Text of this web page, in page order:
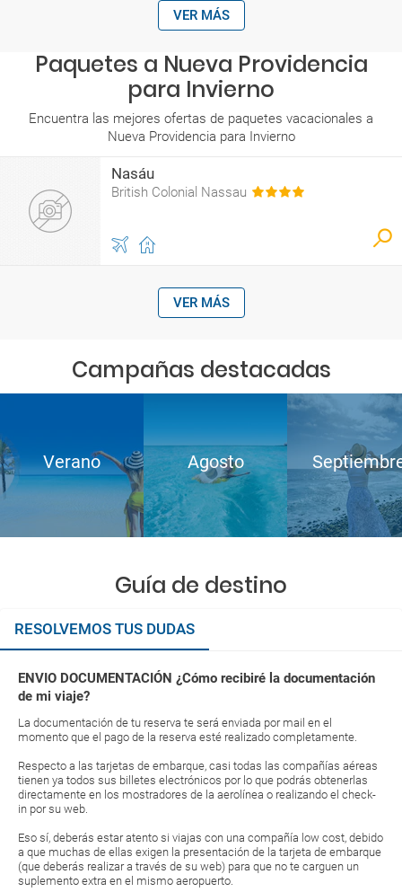
VER MÁS
Paquetes a Nueva Providencia
para Invierno
Encuentra las mejores ofertas de paquetes vacacionales a
Nueva Providencia para Invierno
Nasáu
British Colonial Nassau
VER MÁS
Campañas destacadas
Verano Agosto
Guía de destino
RESOLVEMOS TUS DUDAS
ENVIO DOCUMENTACIÓN ¿Cómo recibiré la documentación
de mi viaje?
La documentación de tu reserva te será enviada por mail en el
momento que el pago de la reserva esté realizado completamente.
Respecto a las tarjetas de embarque, casi todas las compañías aéreas
tienen ya todos sus billetes electrónicos por lo que podrás obtenerlas
directamente en los mostradores de la aerolínea o realizando el check-
in por su web.
Eso sí, deberás estar atento si viajas con una compañía low cost, debido
a que muchas de ellas exigen la presentación de la tarjeta de embarque
(que deberás realizar a través de su web) para que no te carguen un
suplemento extra en el mismo aeropuerto.